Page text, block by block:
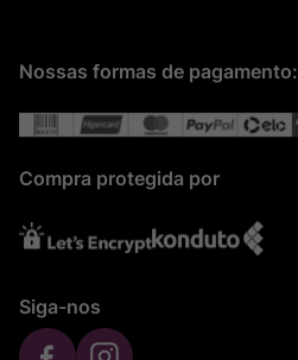
Nossas formas de pagamento:
Compra protegida por
Siga-nos